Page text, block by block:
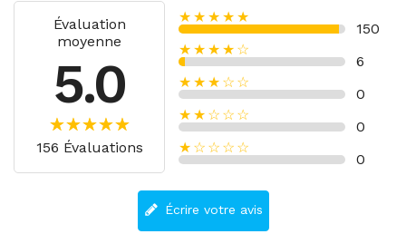
Évaluation
moyenne
5.0
156 Évaluations
★★★★★
150
★★★★☆
6
★★★☆☆
0
★★☆☆☆
0
★☆☆☆☆
0
Écrire votre avis